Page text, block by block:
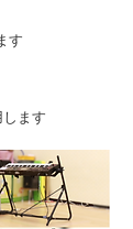
す
ます